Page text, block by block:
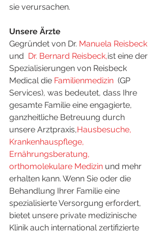
sie verursachen.
Unsere Ärzte
Gegründet von Dr. Manuela Reisbeck
und Dr. Bernard Reisbeck,ist eine der
Spezialisierungen von Reisbeck
Medical die Familienmedizin
  (GP
Services), was bedeutet, dass Ihre
gesamte Familie eine engagierte,
ganzheitliche Betreuung durch
unsere Arztpraxis,Hausbesuche,
Krankenhauspflege,
Ernährungsberatung,
orthomolekulare Medizin und mehr
erhalten kann. Wenn Sie oder die
Behandlung Ihrer Familie eine
spezialisierte Versorgung erfordert,
bietet unsere private medizinische
Klinik auch international zertifizierte